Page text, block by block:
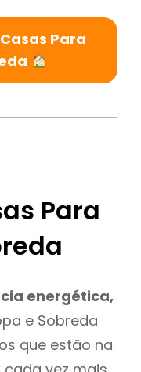
Para
Para
energética,
e Sobreda
que estão na